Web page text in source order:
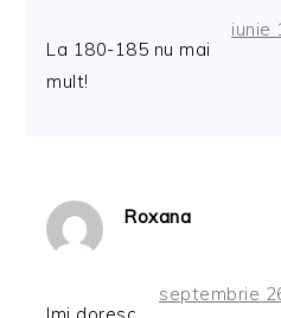
iunie
La 180-185 nu mai
mult!
Roxana
septembrie